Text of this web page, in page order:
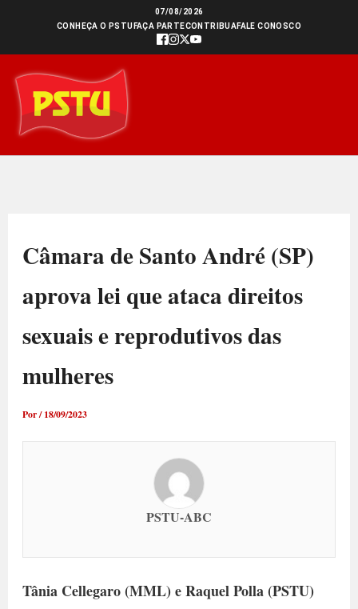
conteúdo
07/08/2026
CONHEÇA O PSTU FAÇA PARTECONTRIBUAFALE CONOSCO
Câmara de Santo André (SP)
aprova lei que ataca direitos
sexuais e reprodutivos das
mulheres
Por/18/09/2023
PSTU-ABC
Tânia Cellegaro (MML) e Raquel Polla (PSTU)